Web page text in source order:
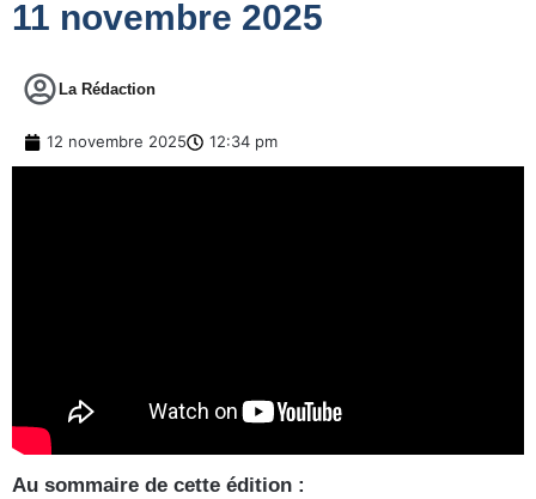
11 novembre 2025
La Rédaction
12 novembre 2025 12:34 pm
Au sommaire de cette édition :